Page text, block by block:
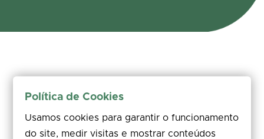
Política de Cookies
Usamos cookies para garantir o funcionamento
do site, medir visitas e mostrar conteúdos